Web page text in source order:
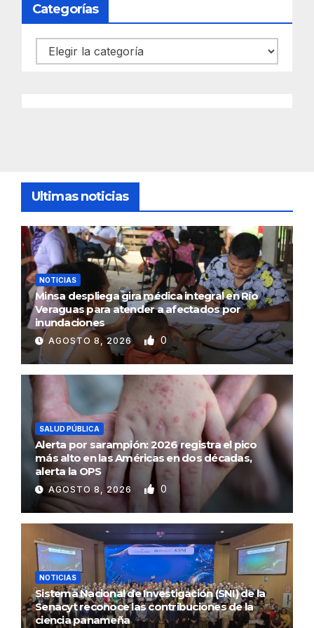
Categorías
Categorías
Ultimas noticias
NOTICIAS
Minsa despliega gira médica integral en Río
Veraguas para atender a afectados por
inundaciones
AGOSTO 8, 2026 0
SALUD PÚBLICA
Alerta por sarampión: 2026 registra el pico
más alto en las Américas en dos décadas,
alerta la OPS
AGOSTO 8, 2026 0
NOTICIAS
Sistema Nacional de Investigación (SNI) de la
Senacyt reconoce las contribuciones de la
ciencia panameña